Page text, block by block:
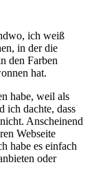
ich weiß
in der die
den Farben
hat.
habe, weil als
ich dachte, dass
Anscheinend
Webseite
habe es einfach
oder